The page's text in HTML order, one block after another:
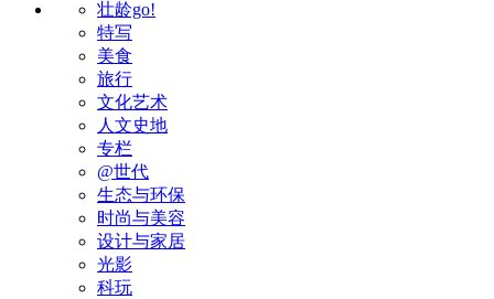
壮龄go!
特写
美食
旅行
文化艺术
人文史地
专栏
@世代
生态与环保
时尚与美容
设计与家居
光影
科玩